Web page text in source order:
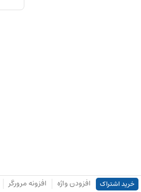
خرید اشتراک افزودن واژه افزونه مرورگر